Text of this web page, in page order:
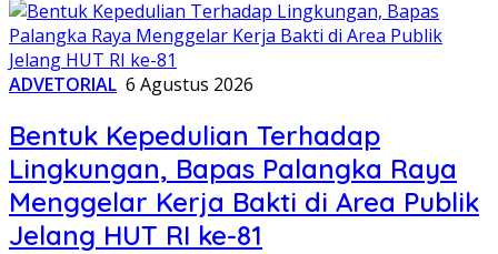
ADVETORIAL 6 Agustus 2026
Bentuk Kepedulian Terhadap
Lingkungan, Bapas Palangka Raya
Menggelar Kerja Bakti di Area Publik
Jelang HUT RI ke-81